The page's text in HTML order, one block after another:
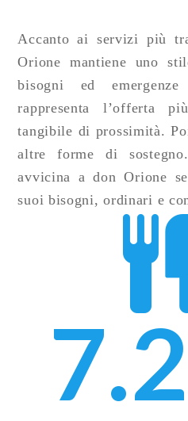
Accanto ai servizi più
Orione mantiene uno
bisogni ed
rappresenta l’offerta
tangibile di prossimità.
altre forme di
avvicina a don Orione
suoi bisogni, ordinari e